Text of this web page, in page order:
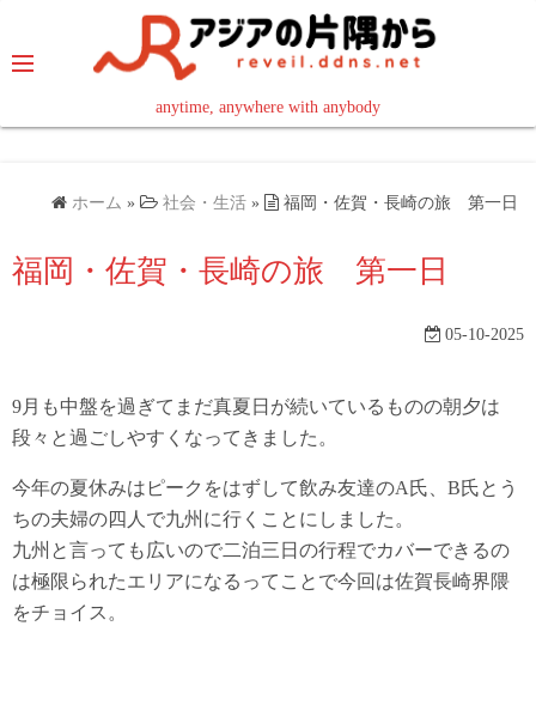
テ
ッ
anytime, anywhere with anybody
read in your language
ホーム » 社会・生活 » 福岡・佐賀・長崎の旅 第一日
福岡・佐賀・長崎の旅 第一日
05-10-2025
9月も中盤を過ぎてまだ真夏日が続いているものの朝夕は
段々と過ごしやすくなってきました。
今年の夏休みはピークをはずして飲み友達のA氏、B氏とう
ちの夫婦の四人で九州に行くことにしました。
九州と言っても広いので二泊三日の行程でカバーできるの
は極限られたエリアになるってことで今回は佐賀長崎界隈
をチョイス。